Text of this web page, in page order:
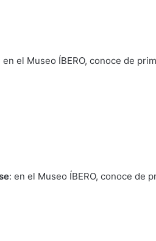
en el Museo ÍBERO, conoce de
: en el Museo ÍBERO, conoce de